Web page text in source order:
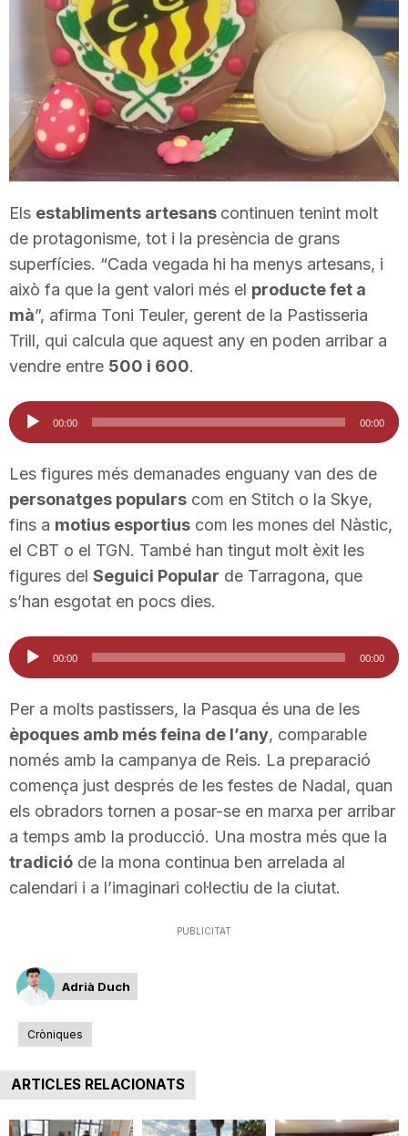
r
a
g
o
n
Els establiments artesans continuen tenint molt
de protagonisme, tot i la presència de grans
superfícies. “Cada vegada hi ha menys artesans, i
això fa que la gent valori més el producte fet a
mà”, afirma Toni Teuler, gerent de la Pastisseria
Trill, qui calcula que aquest any en poden arribar a
vendre entre 500 i 600.
Reproductor
d'àudio
00:00 00:00
Les figures més demanades enguany van des de
personatges populars com en Stitch o la Skye,
fins a motius esportius com les mones del Nàstic,
el CBT o el TGN. També han tingut molt èxit les
figures del Seguici Popular de Tarragona, que
s’han esgotat en pocs dies.
Reproductor
d'àudio
00:00 00:00
Per a molts pastissers, la Pasqua és una de les
èpoques amb més feina de l’any, comparable
només amb la campanya de Reis. La preparació
comença just després de les festes de Nadal, quan
els obradors tornen a posar-se en marxa per arribar
a temps amb la producció. Una mostra més que la
tradició de la mona continua ben arrelada al
calendari i a l’imaginari col·lectiu de la ciutat.
PUBLICITAT
Adrià Duch
Cròniques
ARTICLES RELACIONATS